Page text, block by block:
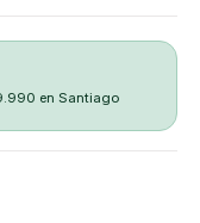
en Santiago